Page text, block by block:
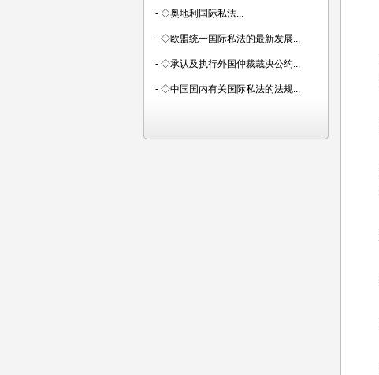
- ◇奥地利国际私法...
- ◇欧盟统一国际私法的最新发展...
- ◇承认及执行外国仲裁裁决公约...
- ◇中国国内有关国际私法的法规...